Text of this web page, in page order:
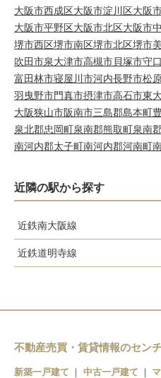
大阪市西成区大阪市淀川区大阪
大阪市平野区大阪市北区大阪市
堺市西区堺市南区堺市北区堺市
吹田市泉大津市高槻市貝塚市守
富田林市寝屋川市河内長野市松
羽曳野市門真市摂津市高石市東
大阪狭山市阪南市三島郡島本町
泉北郡忠岡町泉南郡熊取町泉南
南河内郡太子町南河内郡河南町
近隣の駅から探す
近鉄南大阪線
高鷲
近鉄道明寺線
不動産売買・賃貸情報のセン
新築一戸建て 中古一戸建て